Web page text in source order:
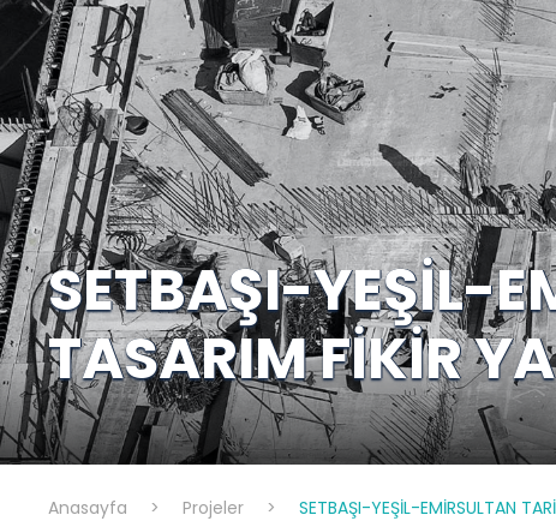
SETBAŞI-YEŞİL-
TASARIM FİKİR
Anasayfa > Projeler > SETBAŞI-YEŞİL-EMİRSULTAN